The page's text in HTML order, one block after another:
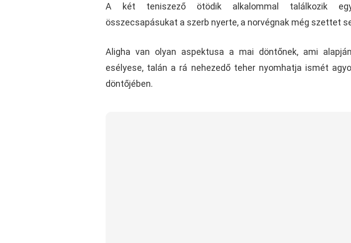
A két teniszező ötödik alkalommal találkozik
összecsapásukat a szerb nyerte, a norvégnak még szettet
Aligha van olyan aspektusa a mai döntőnek, ami
esélyese, talán a rá nehezedő teher nyomhatja ismét
döntőjében.